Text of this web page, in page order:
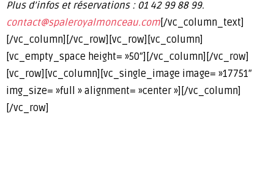
Plus d’infos et réservations : 01 42 99 88 99.
contact@spaleroyalmonceau.com[/vc_column_text]
[/vc_column][/vc_row][vc_row][vc_column]
[vc_empty_space height= »50″][/vc_column][/vc_row]
[vc_row][vc_column][vc_single_image image= »17751″
img_size= »full » alignment= »center »][/vc_column]
[/vc_row]